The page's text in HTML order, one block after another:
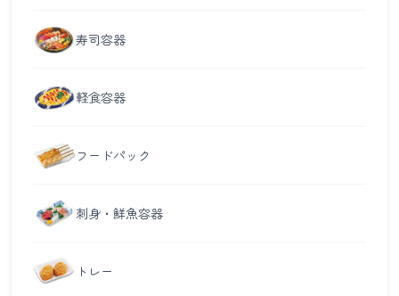
寿司容器
軽食容器
フードパック
刺身・鮮魚容器
トレー